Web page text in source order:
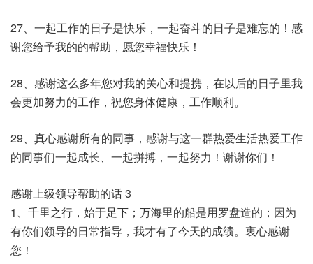
27、一起工作的日子是快乐，一起奋斗的日子是难忘的！感
谢您给予我的的帮助，愿您幸福快乐！
28、感谢这么多年您对我的关心和提携，在以后的日子里我
会更加努力的工作，祝您身体健康，工作顺利。
29、真心感谢所有的同事，感谢与这一群热爱生活热爱工作
的同事们一起成长、一起拼搏，一起努力！谢谢你们！
感谢上级领导帮助的话 3
1、千里之行，始于足下；万海里的船是用罗盘造的；因为
有你们领导的日常指导，我才有了今天的成绩。衷心感谢
您！